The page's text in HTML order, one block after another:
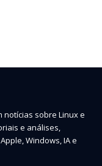
notícias sobre Linux e
e análises,
Windows, IA e